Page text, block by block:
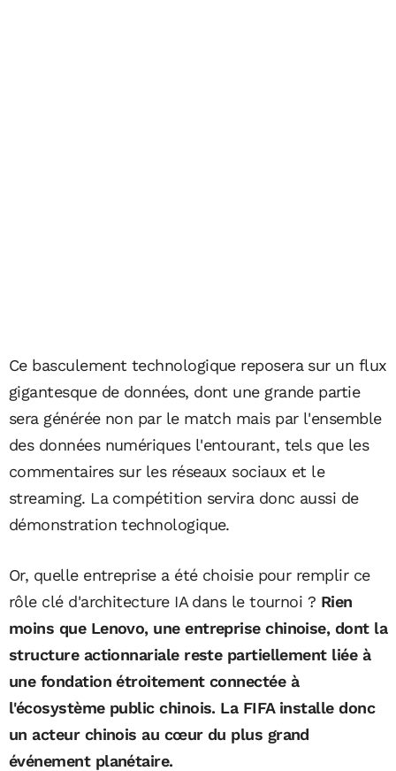
Ce basculement technologique reposera sur un flux
gigantesque de données, dont une grande partie
sera générée non par le match mais par l'ensemble
des données numériques l'entourant, tels que les
commentaires sur les réseaux sociaux et le
streaming. La compétition servira donc aussi de
démonstration technologique.
Or, quelle entreprise a été choisie pour remplir ce
rôle clé d'architecture IA dans le tournoi ? Rien
moins que Lenovo, une entreprise chinoise, dont la
structure actionnariale reste partiellement liée à
une fondation étroitement connectée à
l'écosystème public chinois. La FIFA installe donc
un acteur chinois au cœur du plus grand
événement planétaire.